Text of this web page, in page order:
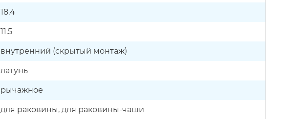
18.4
11.5
внутренний (скрытый монтаж)
латунь
рычажное
для раковины, для раковины-чаши